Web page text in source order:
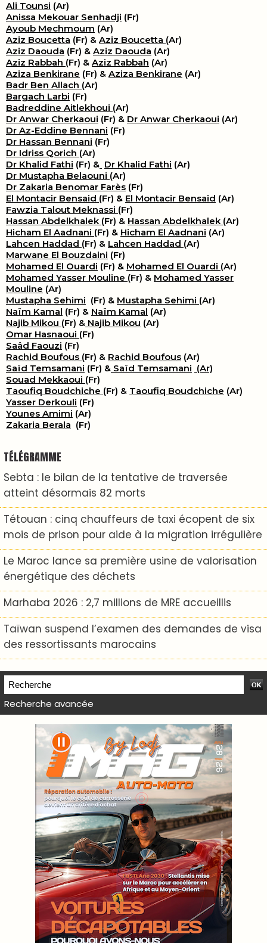
Ali Tounsi (Ar)
Anissa Mekouar Senhadji (Fr)
Ayoub Mechmoum (Ar)
Aziz Boucetta (Fr) & Aziz Boucetta (Ar)
Aziz Daouda (Fr) & Aziz Daouda (Ar)
Aziz Rabbah (Fr) & Aziz Rabbah (Ar)
Aziza Benkirane (Fr) & Aziza Benkirane (Ar)
Badr Ben Allach (Ar)
Bargach Larbi (Fr)
Badreddine Aitlekhoui (Ar)
Dr Anwar Cherkaoui (Fr) & Dr Anwar Cherkaoui (Ar)
Dr Az-Eddine Bennani (Fr)
Dr Hassan Bennani (Fr)
Dr Idriss Qorich (Ar)
Dr Khalid Fathi (Fr) & Dr Khalid Fathi (Ar)
Dr Mustapha Belaouni (Ar)
Dr Zakaria Benomar Farès (Fr)
El Montacir Bensaid (Fr) & El Montacir Bensaid (Ar)
Fawzia Talout Meknassi (Fr)
Hassan Abdelkhalek (Fr) & Hassan Abdelkhalek (Ar)
Hicham El Aadnani (Fr) & Hicham El Aadnani (Ar)
Lahcen Haddad (Fr) & Lahcen Haddad (Ar)
Marwane El Bouzdaini (Fr)
Mohamed El Ouardi (Fr) & Mohamed El Ouardi (Ar)
Mohamed Yasser Mouline (Fr) & Mohamed Yasser
Mouline (Ar)
Mustapha Sehimi (Fr) & Mustapha Sehimi (Ar)
Naïm Kamal (Fr) & Naïm Kamal (Ar)
Najib Mikou (Fr) & Najib Mikou (Ar)
Omar Hasnaoui (Fr)
Saâd Faouzi (Fr)
Rachid Boufous (Fr) & Rachid Boufous (Ar)
Saïd Temsamani (Fr) & Saïd Temsamani (Ar)
Souad Mekkaoui (Fr)
Taoufiq Boudchiche (Fr) & Taoufiq Boudchiche (Ar)
Yasser Derkouli (Fr)
Younes Amimi (Ar)
Zakaria Berala (Fr)
TÉLÉGRAMME
Sebta : le bilan de la tentative de traversée
atteint désormais 82 morts
Tétouan : cinq chauffeurs de taxi écopent de six
mois de prison pour aide à la migration irrégulière
Le Maroc lance sa première usine de valorisation
énergétique des déchets
Marhaba 2026 : 2,7 millions de MRE accueillis
Taïwan suspend l’examen des demandes de visa
des ressortissants marocains
Recherche avancée
WEB TV LODJ24 : Youtube, kick et twitch
Plein écran
BREAKING NEWS 📰 Universités lhoraire aménagé